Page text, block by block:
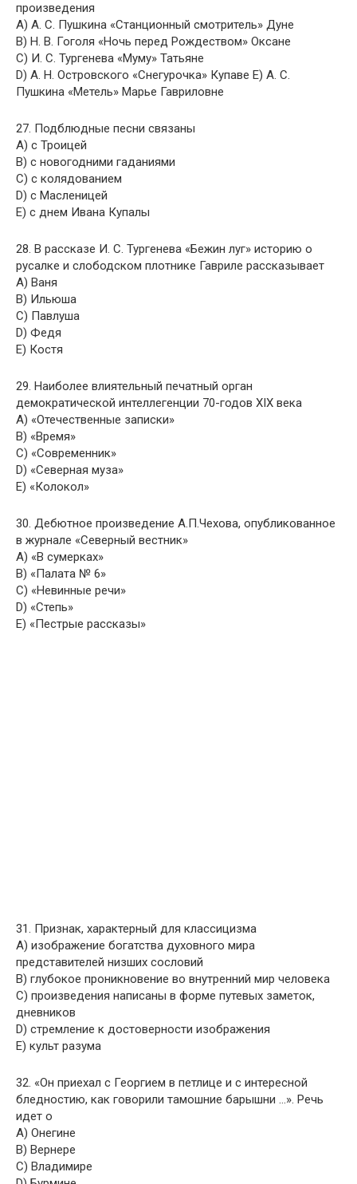
произведения
A) А. С. Пушкина «Станционный смотритель» Дуне
B) Н. В. Гоголя «Ночь перед Рождеством» Оксане
C) И. С. Тургенева «Муму» Татьяне
D) А. Н. Островского «Снегурочка» Купаве E) А. С.
Пушкина «Метель» Марье Гавриловне
27. Подблюдные песни связаны
A) с Троицей
B) с новогодними гаданиями
C) с колядованием
D) с Масленицей
E) с днем Ивана Купалы
28. В рассказе И. С. Тургенева «Бежин луг» историю о
русалке и слободском плотнике Гавриле рассказывает
A) Ваня
B) Ильюша
C) Павлуша
D) Федя
E) Костя
29. Наиболее влиятельный печатный орган
демократической интеллегенции 70-годов ХIX века
A) «Отечественные записки»
B) «Время»
C) «Современник»
D) «Северная муза»
E) «Колокол»
30. Дебютное произведение А.П.Чехова, опубликованное
в журнале «Северный вестник»
A) «В сумерках»
B) «Палата № 6»
C) «Невинные речи»
D) «Степь»
E) «Пестрые рассказы»
31. Признак, характерный для классицизма
A) изображение богатства духовного мира
представителей низших сословий
B) глубокое проникновение во внутренний мир человека
C) произведения написаны в форме путевых заметок,
дневников
D) стремление к достоверности изображения
E) культ разума
32. «Он приехал с Георгием в петлице и с интересной
бледностию, как говорили тамошние барышни …». Речь
идет о
A) Онегине
B) Вернере
C) Владимире